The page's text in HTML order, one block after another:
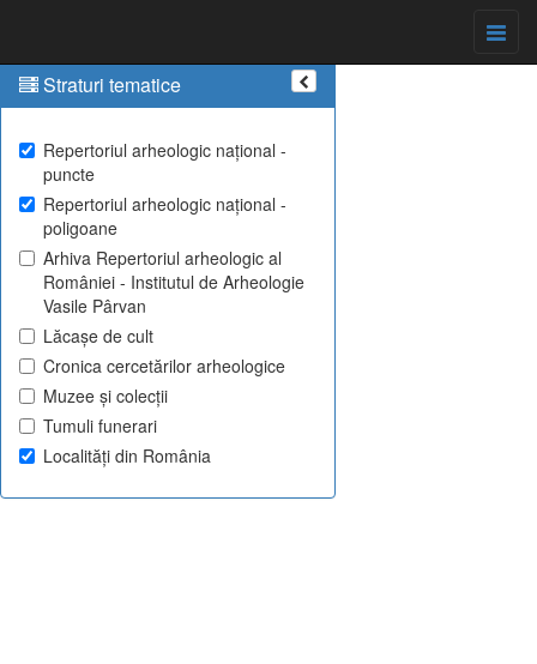
Straturi tematice
Repertoriul arheologic național -
puncte
Repertoriul arheologic național -
poligoane
Arhiva Repertoriul arheologic al
României - Institutul de Arheologie
Vasile Pârvan
Lăcașe de cult
Cronica cercetărilor arheologice
Muzee și colecții
Tumuli funerari
Localități din România